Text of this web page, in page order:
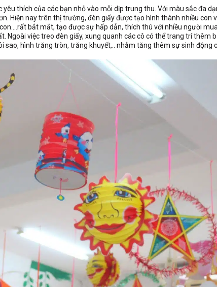
thích của các bạn nhỏ vào mỗi dịp trung thu. Với màu sắc đa
Hiện nay trên thị trường, đèn giấy được tạo hình thành nhiều con
bắt mắt, tạo được sự hấp dẫn, thích thú với nhiều người
Ngoài việc treo đèn giấy, xung quanh các cô có thể trang trí thêm
sao, hình trăng tròn, trăng khuyết,.. nhằm tăng thêm sự sinh động